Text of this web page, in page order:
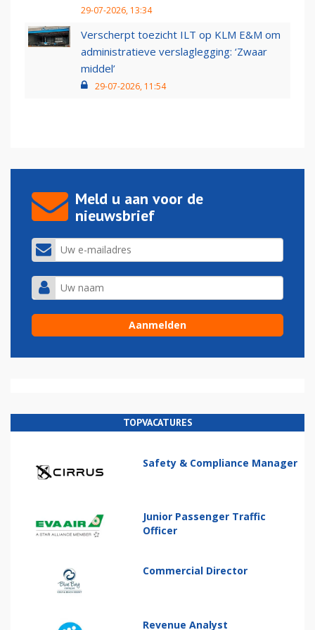
29-07-2026, 13:34
Verscherpt toezicht ILT op KLM E&M om
administratieve verslaglegging: ‘Zwaar
middel’
29-07-2026, 11:54
Meld u aan voor de
nieuwsbrief
TOPVACATURES
Safety & Compliance Manager
Junior Passenger Traffic
Officer
Commercial Director
Revenue Analyst